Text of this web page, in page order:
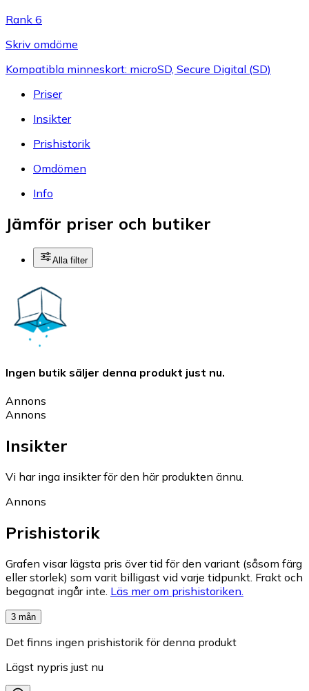
Rank 6
Skriv omdöme
Kompatibla minneskort: microSD, Secure Digital (SD)
Priser
Insikter
Prishistorik
Omdömen
Info
Jämför priser och butiker
Alla filter
Ingen butik säljer denna produkt just nu.
Annons
Annons
Insikter
Vi har inga insikter för den här produkten ännu.
Annons
Prishistorik
Grafen visar lägsta pris över tid för den variant (såsom färg
eller storlek) som varit billigast vid varje tidpunkt. Frakt och
begagnat ingår inte. Läs mer om prishistoriken.
3 mån
Det finns ingen prishistorik för denna produkt
Lägst nypris just nu